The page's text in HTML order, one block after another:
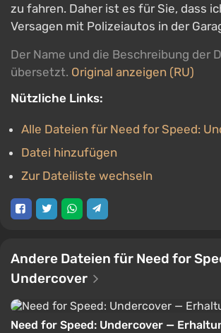
zu fahren. Daher ist es für Sie, dass
Versagen mit Polizeiautos in der
Der Name und die Beschreibung der
übersetzt. Original anzeigen (RU)
Nützliche Links:
Alle Dateien für Need for Speed:
Datei hinzufügen
Zur Dateiliste wechseln
Andere Dateien für Need for
Undercover
Need for Speed: Undercover —